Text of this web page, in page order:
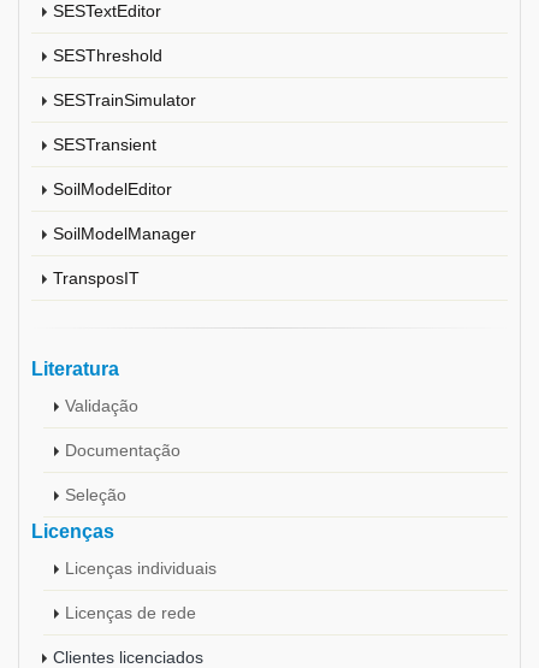
SESTextEditor
SESThreshold
SESTrainSimulator
SESTransient
SoilModelEditor
SoilModelManager
TransposIT
Literatura
Validação
Documentação
Seleção
Licenças
Licenças individuais
Licenças de rede
Clientes licenciados